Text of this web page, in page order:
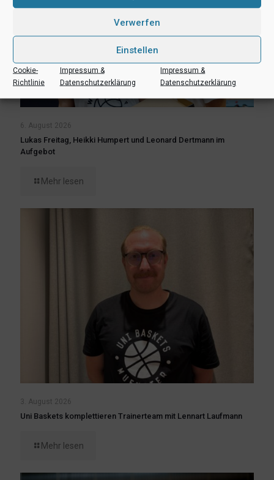
Verwerfen
Einstellen
Cookie-
Richtlinie
Impressum &
Datenschutzerklärung
Impressum &
Datenschutzerklärung
6. August 2026
Lukas Freitag, Heikki Humpert und Leonard Dertmann im
Aufgebot
Mehr lesen
3. August 2026
Uni Baskets komplettieren Trainerteam mit Lennart Laufmann
Mehr lesen